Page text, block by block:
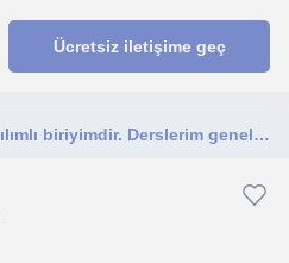
Ücretsiz iletişime geç
Öğretmeyi seven, sabırlı ve ılımlı biriyimdir. Derslerim genelde her yaş düzeyine uygundur fakat genelde gençlerle çalışmaktayım.